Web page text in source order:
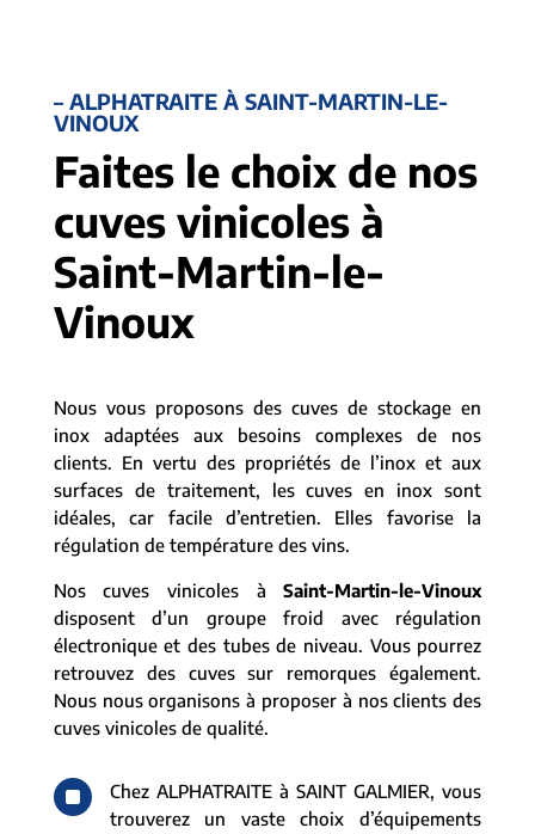
– ALPHATRAITE À SAINT-MARTIN-LE-
VINOUX
Faites le choix de nos
cuves vinicoles à
Saint-Martin-le-
Vinoux
Nous vous proposons des cuves de stockage en
inox adaptées aux besoins complexes de nos
clients. En vertu des propriétés de l’inox et aux
surfaces de traitement, les cuves en inox sont
idéales, car facile d’entretien. Elles favorise la
régulation de température des vins.
Nos cuves vinicoles àSaint-Martin-le-Vinoux
disposent d’un groupe froid avec régulation
électronique et des tubes de niveau. Vous pourrez
retrouvez des cuves sur remorques également.
Nous nous organisons à proposer à nos clients des
cuves vinicoles de qualité.
^
Chez ALPHATRAITE à SAINT GALMIER, vous
trouverez un vaste choix d’équipements